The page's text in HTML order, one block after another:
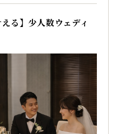
る】少人数ウェディ